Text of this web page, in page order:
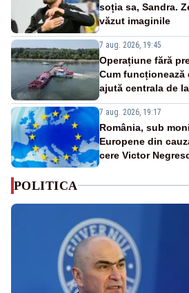
soția sa, Sandra.
văzut imaginile
7 aug. 2026, 19:45
Operațiune fără
Cum
ajută centrala de
7 aug. 2026, 19:17
România, sub
Europene din
cere Victor
POLITICA